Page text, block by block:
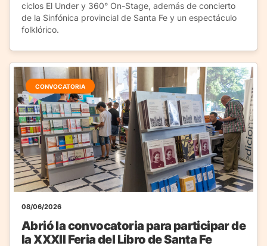
ciclos El Under y 360° On-Stage, además de concierto
de la Sinfónica provincial de Santa Fe y un espectáculo
folklórico.
CONVOCATORIA
08/06/2026
Abrió la convocatoria para participar de
la XXXII Feria del Libro de Santa Fe